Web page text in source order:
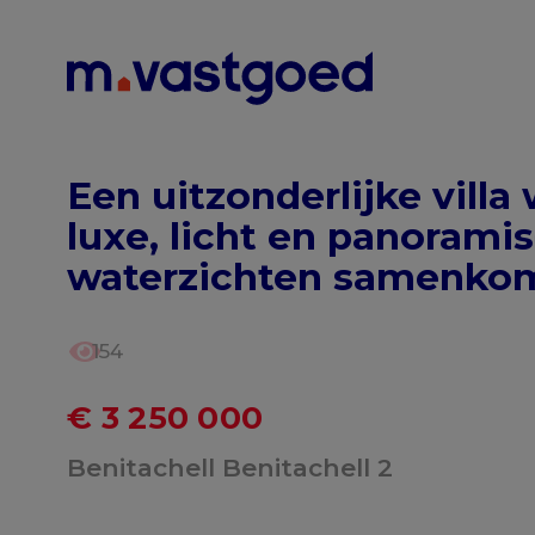
Een uitzonderlijke villa
luxe, licht en
waterzichten
154
€ 3 250 000
Benitachell Benitachell 2